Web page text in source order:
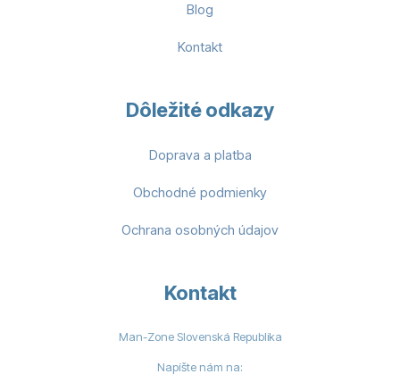
Blog
Kontakt
Dôležité odkazy
Doprava a platba
Obchodné podmienky
Ochrana osobných údajov
Kontakt
Man-Zone Slovenská Republika
Napíšte nám na: